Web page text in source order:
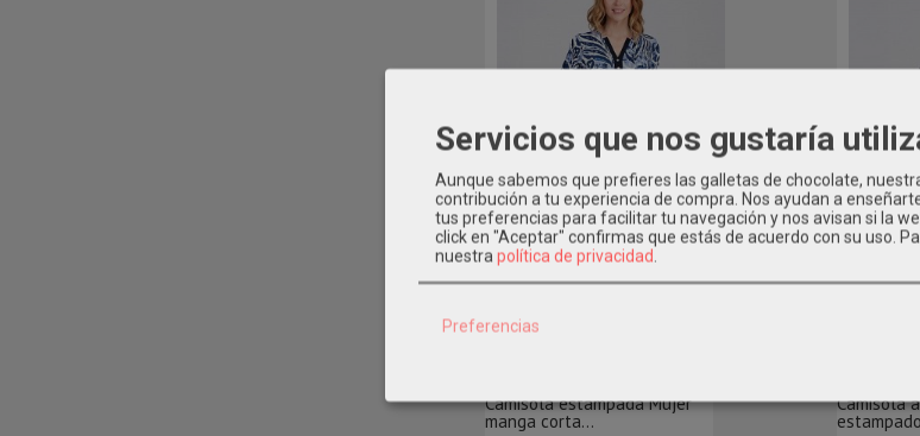
AGOTADO
Camisola estampada Mujer
manga corta...
L - XL -
Camisola
Servicios que nos gustaría
Aunque sabemos que prefieres las galletas de chocolate,
contribución a tu experiencia de compra. Nos ayudan a
tus preferencias para facilitar tu navegación y nos avisan si la
click en "Aceptar" confirmas que estás de acuerdo con su uso.
nuestra política de privacidad
Preferencias